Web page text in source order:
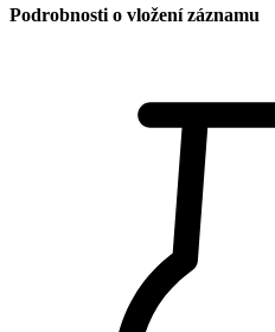
Podrobnosti o vložení záznamu